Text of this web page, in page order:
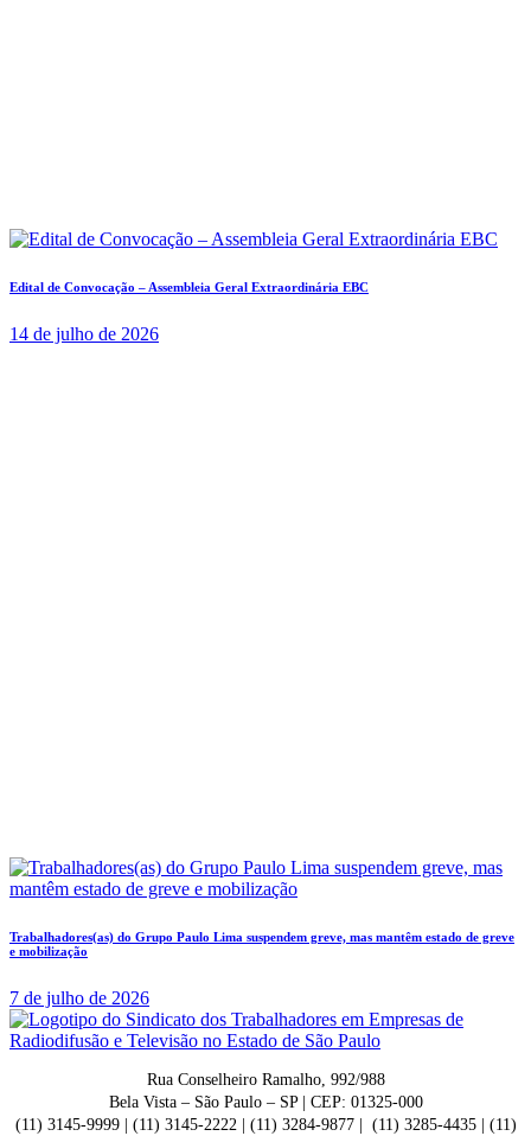
Edital de Convocação – Assembleia Geral Extraordinária EBC
14 de julho de 2026
Trabalhadores(as) do Grupo Paulo Lima suspendem greve, mas mantêm estado de greve
e mobilização
7 de julho de 2026
Rua Conselheiro Ramalho, 992/988
Bela Vista – São Paulo – SP | CEP: 01325-000
(11) 3145-9999 | (11) 3145-2222 | (11) 3284-9877 | (11) 3285-4435 | (11)